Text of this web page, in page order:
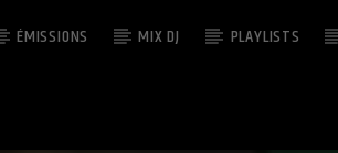
ÉMISSIONS MIX DJ PLAYLISTS